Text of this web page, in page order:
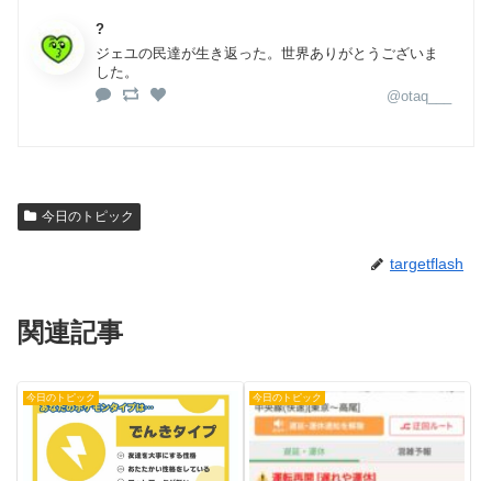
?
ジェユの民達が生き返った。世界ありがとうございま
した。
@otaq___
今日のトピック
targetflash
関連記事
今日のトピック 今日のトピック